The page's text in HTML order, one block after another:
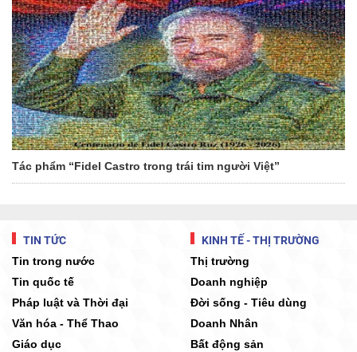
Tác phẩm “Fidel Castro trong trái tim người Việt”
TIN TỨC
Tin trong nước
Tin quốc tế
Pháp luật và Thời đại
Văn hóa - Thể Thao
Giáo dục
KINH TẾ - THỊ TRƯỜNG
Thị trường
Doanh nghiệp
Đời sống - Tiêu dùng
Doanh Nhân
Bất động sản